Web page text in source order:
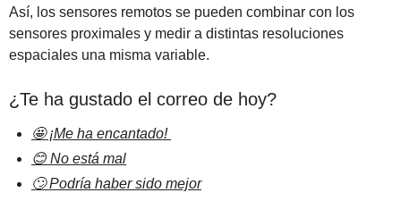
Así, los sensores remotos se pueden combinar con los
sensores proximales y medir a distintas resoluciones
espaciales una misma variable.
¿Te ha gustado el correo de hoy?
🤩 ¡Me ha encantado!
😊 No está mal
🙄 Podría haber sido mejor